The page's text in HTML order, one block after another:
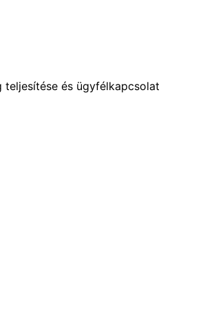
teljesítése és ügyfélkapcsolat